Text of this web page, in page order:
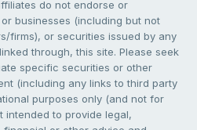
do not endorse or
businesses (including but not
firms), or securities issued by any
through, this site. Please seek
specific securities or other
(including any links to third party
purposes only (and not for
intended to provide legal,